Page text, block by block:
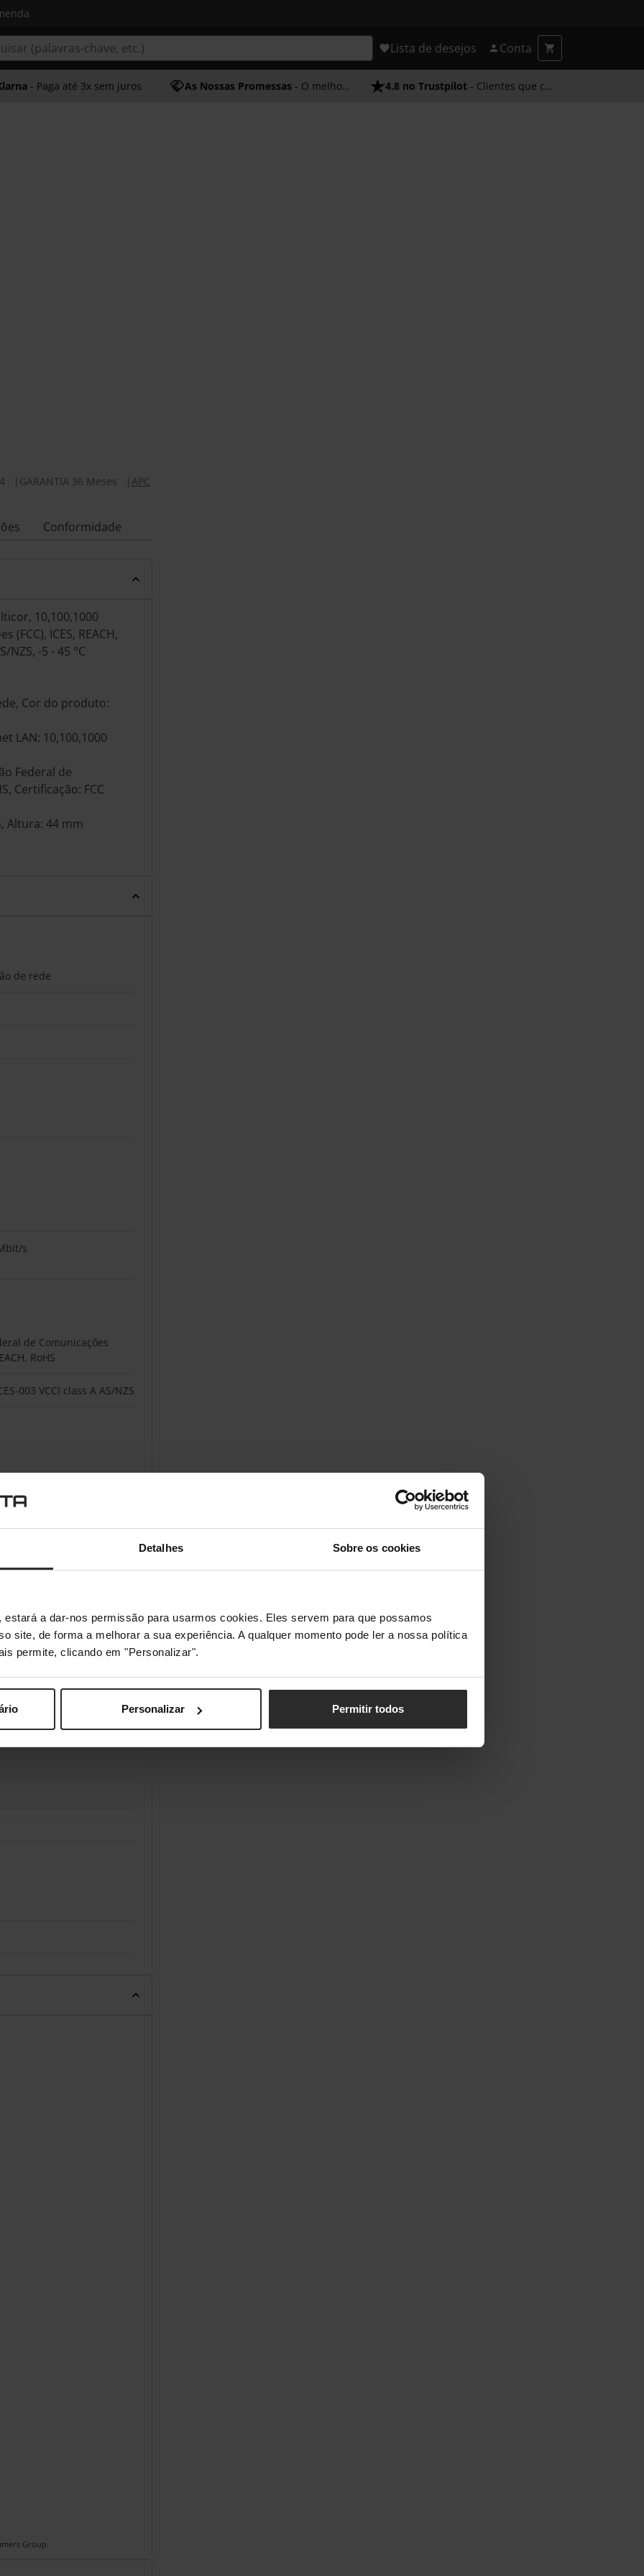
Detalhes Sobre os cookies
a dar-nos permissão para usarmos cookies. Eles servem para que possamos
site, de forma a melhorar a sua experiência. A qualquer momento pode ler a nossa política
permite, clicando em "Personalizar".
Personalizar Permitir todos
Lista de desejos Conta
- Paga até 3x sem juros As Nossas Promessas - O melhor atendimento 4.8 no Trustpilot - Clientes que confiam em nós
GARANTIA 36 Meses APC
Conformidade
10,100,1000
ICES, REACH,
NZS, -5 - 45 °C
Cor do produto:
LAN: 10,100,1000
Federal de
Certificação: FCC
Altura: 44 mm
de rede
s
de Comunicações
RoHS
003 VCCI class A AS/NZS
Group.